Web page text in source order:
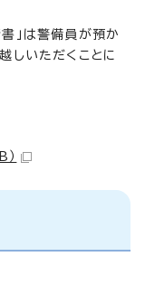
」は警備員が預か
しいただくことに